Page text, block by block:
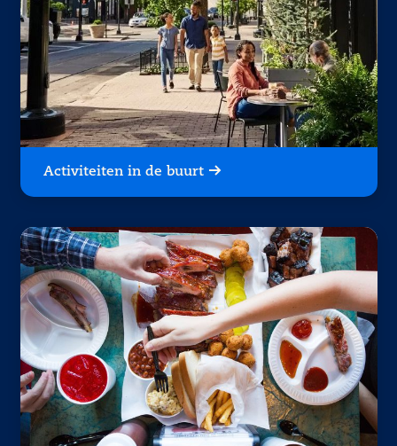
Activiteiten in de buurt